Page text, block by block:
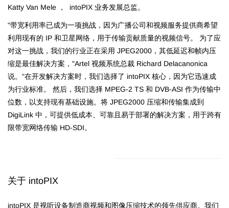
Katty Van Mele ， intoPIX 业务发展总监。
"带宽利用率已成为一项挑战，因为广播公司和视频服务提供商希望
利用现有的 IP 和卫星网络，用于传输贡献质量的视频信号。 为了应
对这一挑战，我们的行业正在采用 JPEG2000，其低延迟和帧内压
缩是最佳解决方案，"Artel 视频系统总裁 Richard Delacanonica
说。"在开发解决方案时，我们选择了 intoPIX 核心，因为它迅速成
为行业标准。 然后，我们选择 MPEG-2 TS 和 DVB-ASI 作为传输中
位数，以支持现有基础设施。将 JPEG2000 压缩和传输集成到
DigiLink 中，可提供低成本、可靠且易于部署的解决方案，用于跨有
限带宽网络传输 HD-SDI。
关于 intoPIX
intoPIX 是视听设备制造商视频和图像压缩技术的领先供应商。我们